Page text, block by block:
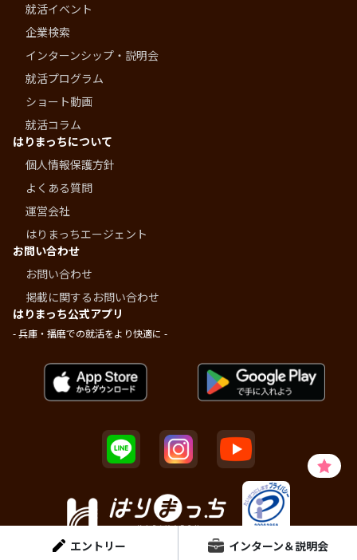
エントリー インターン＆説明会
就活イベント
企業検索
インターンシップ・説明会
就活プログラム
ショート動画
就活コラム
はりまっちについて
個人情報保護方針
よくある質問
運営会社
はりまっちエージェント
お問い合わせ
お問い合わせ
掲載に関するお問い合わせ
はりまっち公式アプリ
- 兵庫・播磨での就活をより快適に -
© Dainen Human Plus Inc.